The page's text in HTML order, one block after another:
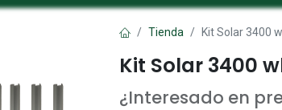
Tienda Kit Solar 3400
Kit Solar 3400
¿Interesado en